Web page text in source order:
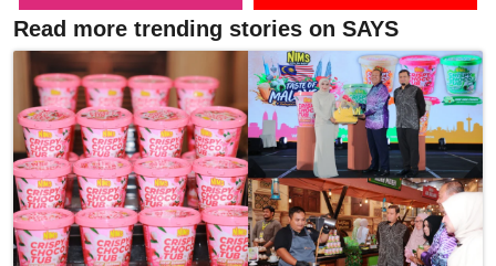
Read more trending stories on SAYS